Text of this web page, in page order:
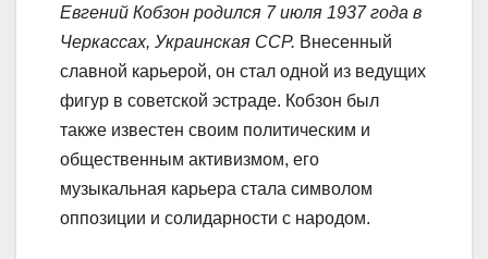
Евгений Кобзон родился 7 июля 1937 года в
Черкассах, Украинская ССР. Внесенный
славной карьерой, он стал одной из ведущих
фигур в советской эстраде. Кобзон был
также известен своим политическим и
общественным активизмом, его
музыкальная карьера стала символом
оппозиции и солидарности с народом.